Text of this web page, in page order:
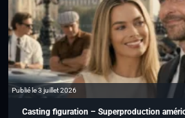
Publié le 3 juillet 2026
Casting figuration – Superproduction